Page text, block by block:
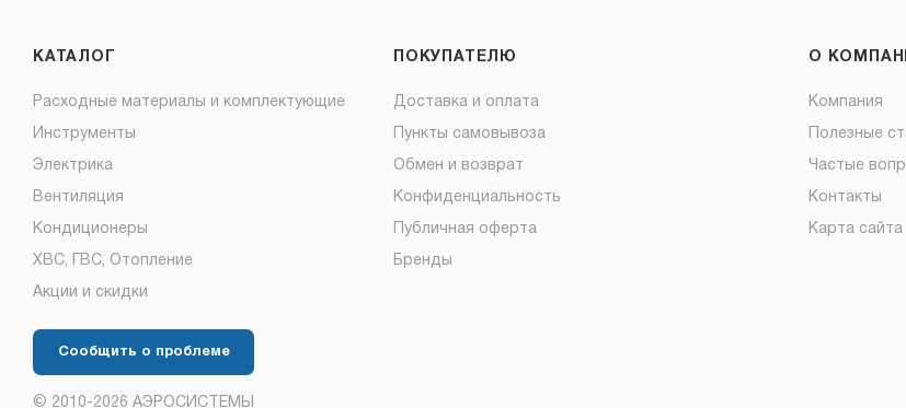
КАТАЛОГ
Расходные материалы и комплектующие
Инструменты
Электрика
Вентиляция
Кондиционеры
ХВС, ГВС, Отопление
Акции и скидки
ПОКУПАТЕЛЮ
Доставка и оплата
Пункты самовывоза
Обмен и возврат
Конфиденциальность
Публичная оферта
Бренды
О
Компания
Полезные
Частые
Контакты
Карта сайта
Сообщить о проблеме
© 2010-2026 АЭРОСИСТЕМЫ